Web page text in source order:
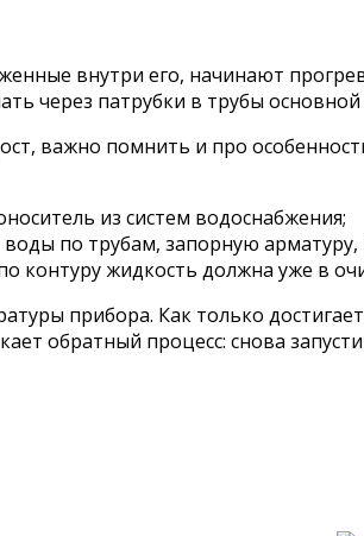
внутри его, начинают
через патрубки в трубы
важно помнить и про
из систем водоснабжения;
по трубам, запорную
контуру жидкость должна уже в
прибора. Как только
обратный процесс: снова